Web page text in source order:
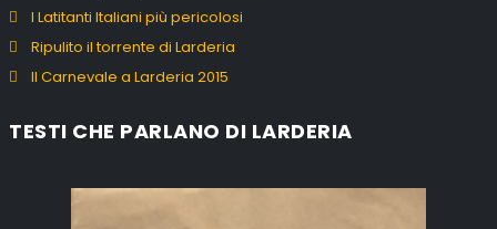
I Latitanti Italiani più pericolosi
Ripulito il torrente di Larderia
Il Carnevale a Larderia 2015
TESTI CHE PARLANO DI LARDERIA